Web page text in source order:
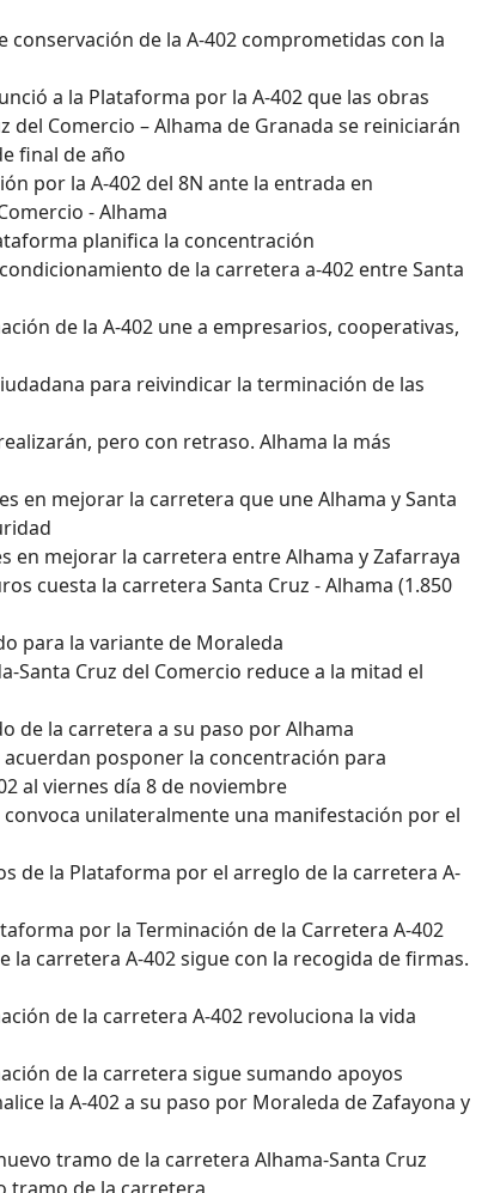
conservación de la A-402 comprometidas con la
a la Plataforma por la A-402 que las obras
Comercio – Alhama de Granada se reiniciarán
final de año
por la A-402 del 8N ante la entrada en
- Alhama
planifica la concentración
de la carretera a-402 entre Santa
de la A-402 une a empresarios, cooperativas,
para reivindicar la terminación de las
pero con retraso. Alhama la más
en mejorar la carretera que une Alhama y Santa
en mejorar la carretera entre Alhama y Zafarraya
cuesta la carretera Santa Cruz - Alhama (1.850
para la variante de Moraleda
Santa Cruz del Comercio reduce a la mitad el
de la carretera a su paso por Alhama
posponer la concentración para
al viernes día 8 de noviembre
convoca unilateralmente una manifestación por el
de la Plataforma por el arreglo de la carretera A-
por la Terminación de la Carretera A-402
la carretera A-402 sigue con la recogida de firmas.
de la carretera A-402 revoluciona la vida
de la carretera sigue sumando apoyos
la A-402 a su paso por Moraleda de Zafayona y
tramo de la carretera Alhama-Santa Cruz